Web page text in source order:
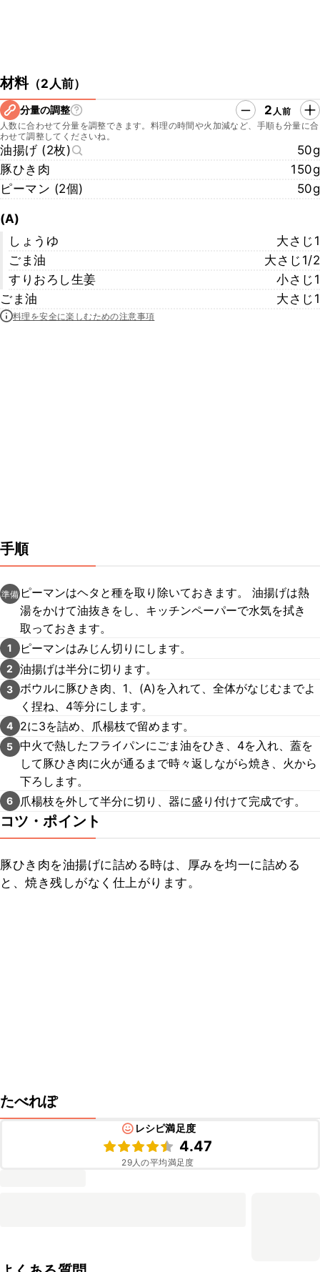
材料（2人前）
分量の調整 2 人前
人数に合わせて分量を調整できます。料理の時間や火加減など、手順も分量に合
わせて調整してくださいね。
油揚げ (2枚)
50g
豚ひき肉
150g
ピーマン (2個)
50g
(A)
しょうゆ
大さじ1
ごま油
大さじ1/2
すりおろし生姜
小さじ1
ごま油
大さじ1
料理を安全に楽しむための注意事項
手順
準備 ピーマンはヘタと種を取り除いておきます。 油揚げは熱
湯をかけて油抜きをし、キッチンペーパーで水気を拭き
取っておきます。
1 ピーマンはみじん切りにします。
2 油揚げは半分に切ります。
3 ボウルに豚ひき肉、1、(A)を入れて、全体がなじむまでよ
く捏ね、4等分にします。
4 2に3を詰め、爪楊枝で留めます。
5 中火で熱したフライパンにごま油をひき、4を入れ、蓋を
して豚ひき肉に火が通るまで時々返しながら焼き、火から
下ろします。
6 爪楊枝を外して半分に切り、器に盛り付けて完成です。
コツ・ポイント
豚ひき肉を油揚げに詰める時は、厚みを均一に詰める
と、焼き残しがなく仕上がります。
たべれぽ
レシピ満足度
4.47
29人の平均満足度